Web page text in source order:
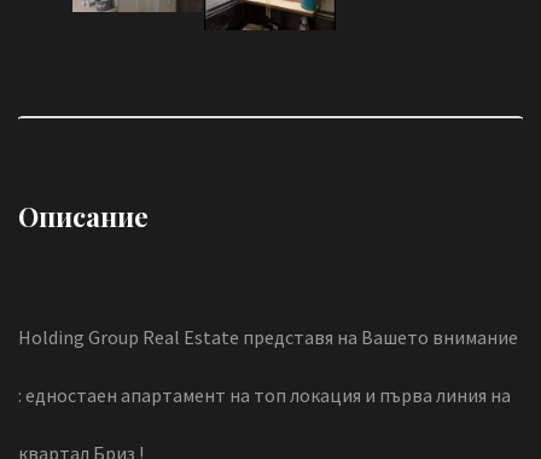
Описание
Holding Group Real Estate представя на Вашето внимание
: едностаен апартамент на топ локация и първа линия на
квартал Бриз !